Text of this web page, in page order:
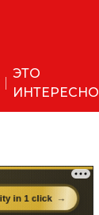
ЭТО
ИНТЕРЕСНО